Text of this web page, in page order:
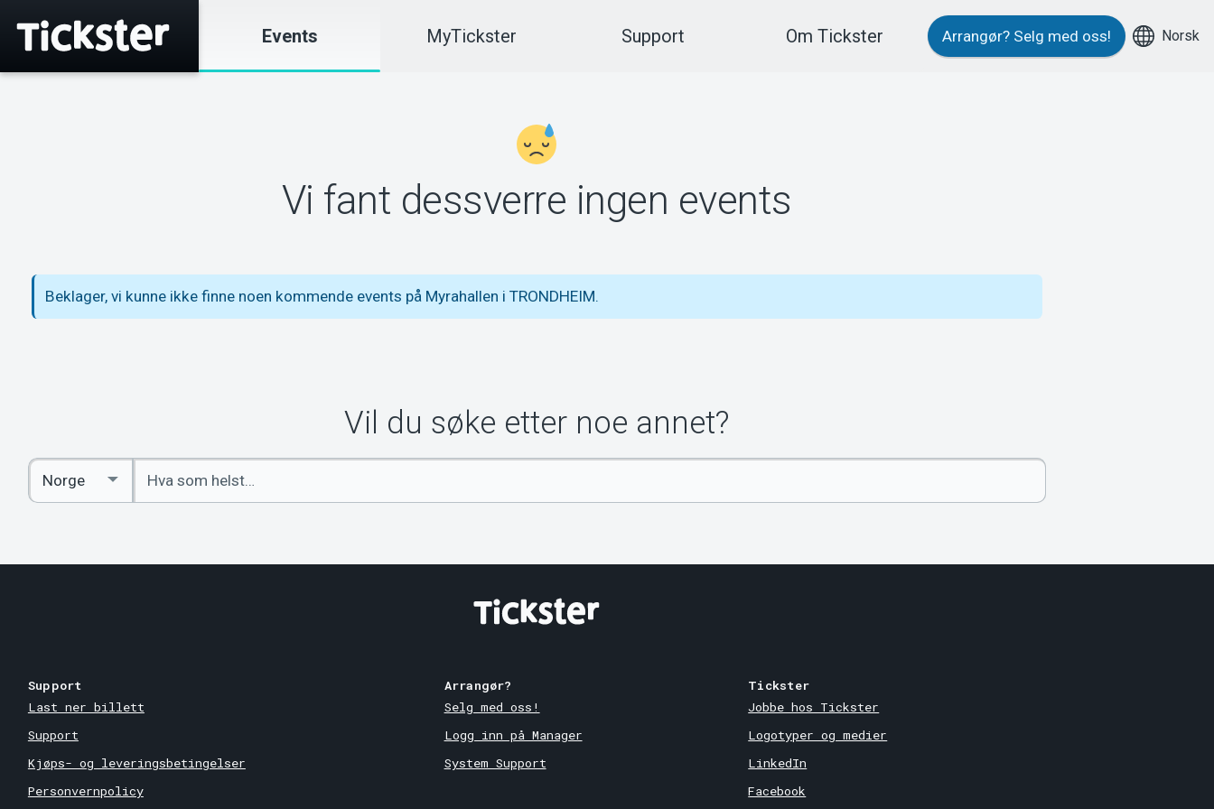
Events MyTickster Support Om Tickster Arrangør? Selg med oss! Norsk
Vi fant dessverre ingen events
Beklager, vi kunne ikke finne noen kommende events på Myrahallen i TRONDHEIM.
Vil du søke etter noe annet?
Angi
nøkkelord
Select
Country
Support
Last ner billett
Support
Kjøps- og leveringsbetingelser
Personvernpolicy
Arrangør?
Selg med oss!
Logg inn på Manager
System Support
Tickster
Jobbe hos Tickster
Logotyper og medier
LinkedIn
Facebook